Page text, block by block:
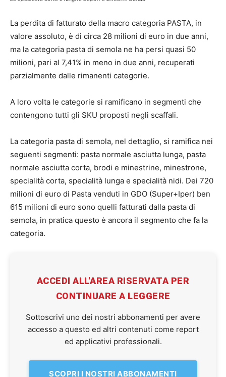
La perdita di fatturato della macro categoria PASTA, in
valore assoluto, è di circa 28 milioni di euro in due anni,
ma la categoria pasta di semola ne ha persi quasi 50
milioni, pari al 7,41% in meno in due anni, recuperati
parzialmente dalle rimanenti categorie.
A loro volta le categorie si ramificano in segmenti che
contengono tutti gli SKU proposti negli scaffali.
La categoria pasta di semola, nel dettaglio, si ramifica nei
seguenti segmenti: pasta normale asciutta lunga, pasta
normale asciutta corta, brodi e minestrine, minestrone,
specialità corta, specialità lunga e specialità nidi. Dei 720
milioni di euro di Pasta venduti in GDO (Super+Iper) ben
615 milioni di euro sono quelli fatturati dalla pasta di
semola, in pratica questo è ancora il segmento che fa la
categoria.
ACCEDI ALL'AREA RISERVATA PER
CONTINUARE A LEGGERE
Sottoscrivi uno dei nostri abbonamenti per avere
accesso a questo ed altri contenuti come report
ed applicativi professionali.
SCOPRI I NOSTRI ABBONAMENTI